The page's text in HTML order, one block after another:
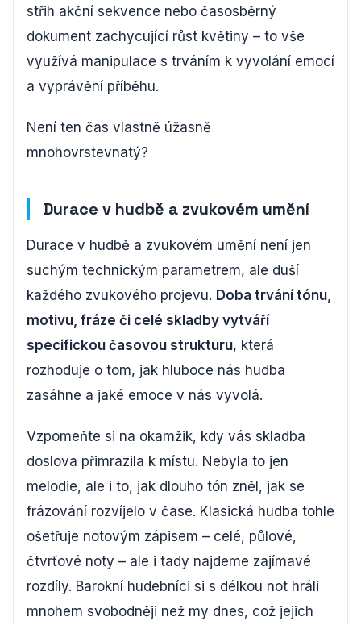
střih akční sekvence nebo časosběrný
dokument zachycující růst květiny – to vše
využívá manipulace s trváním k vyvolání emocí
a vyprávění příběhu.
Není ten čas vlastně úžasně
mnohovrstevnatý?
Durace v hudbě a zvukovém umění
Durace v hudbě a zvukovém umění není jen
suchým technickým parametrem, ale duší
každého zvukového projevu. Doba trvání tónu,
motivu, fráze či celé skladby vytváří
specifickou časovou strukturu, která
rozhoduje o tom, jak hluboce nás hudba
zasáhne a jaké emoce v nás vyvolá.
Vzpomeňte si na okamžik, kdy vás skladba
doslova přimrazila k místu. Nebyla to jen
melodie, ale i to, jak dlouho tón zněl, jak se
frázování rozvíjelo v čase. Klasická hudba tohle
ošetřuje notovým zápisem – celé, půlové,
čtvrťové noty – ale i tady najdeme zajímavé
rozdíly. Barokní hudebníci si s délkou not hráli
mnohem svobodněji než my dnes, což jejich